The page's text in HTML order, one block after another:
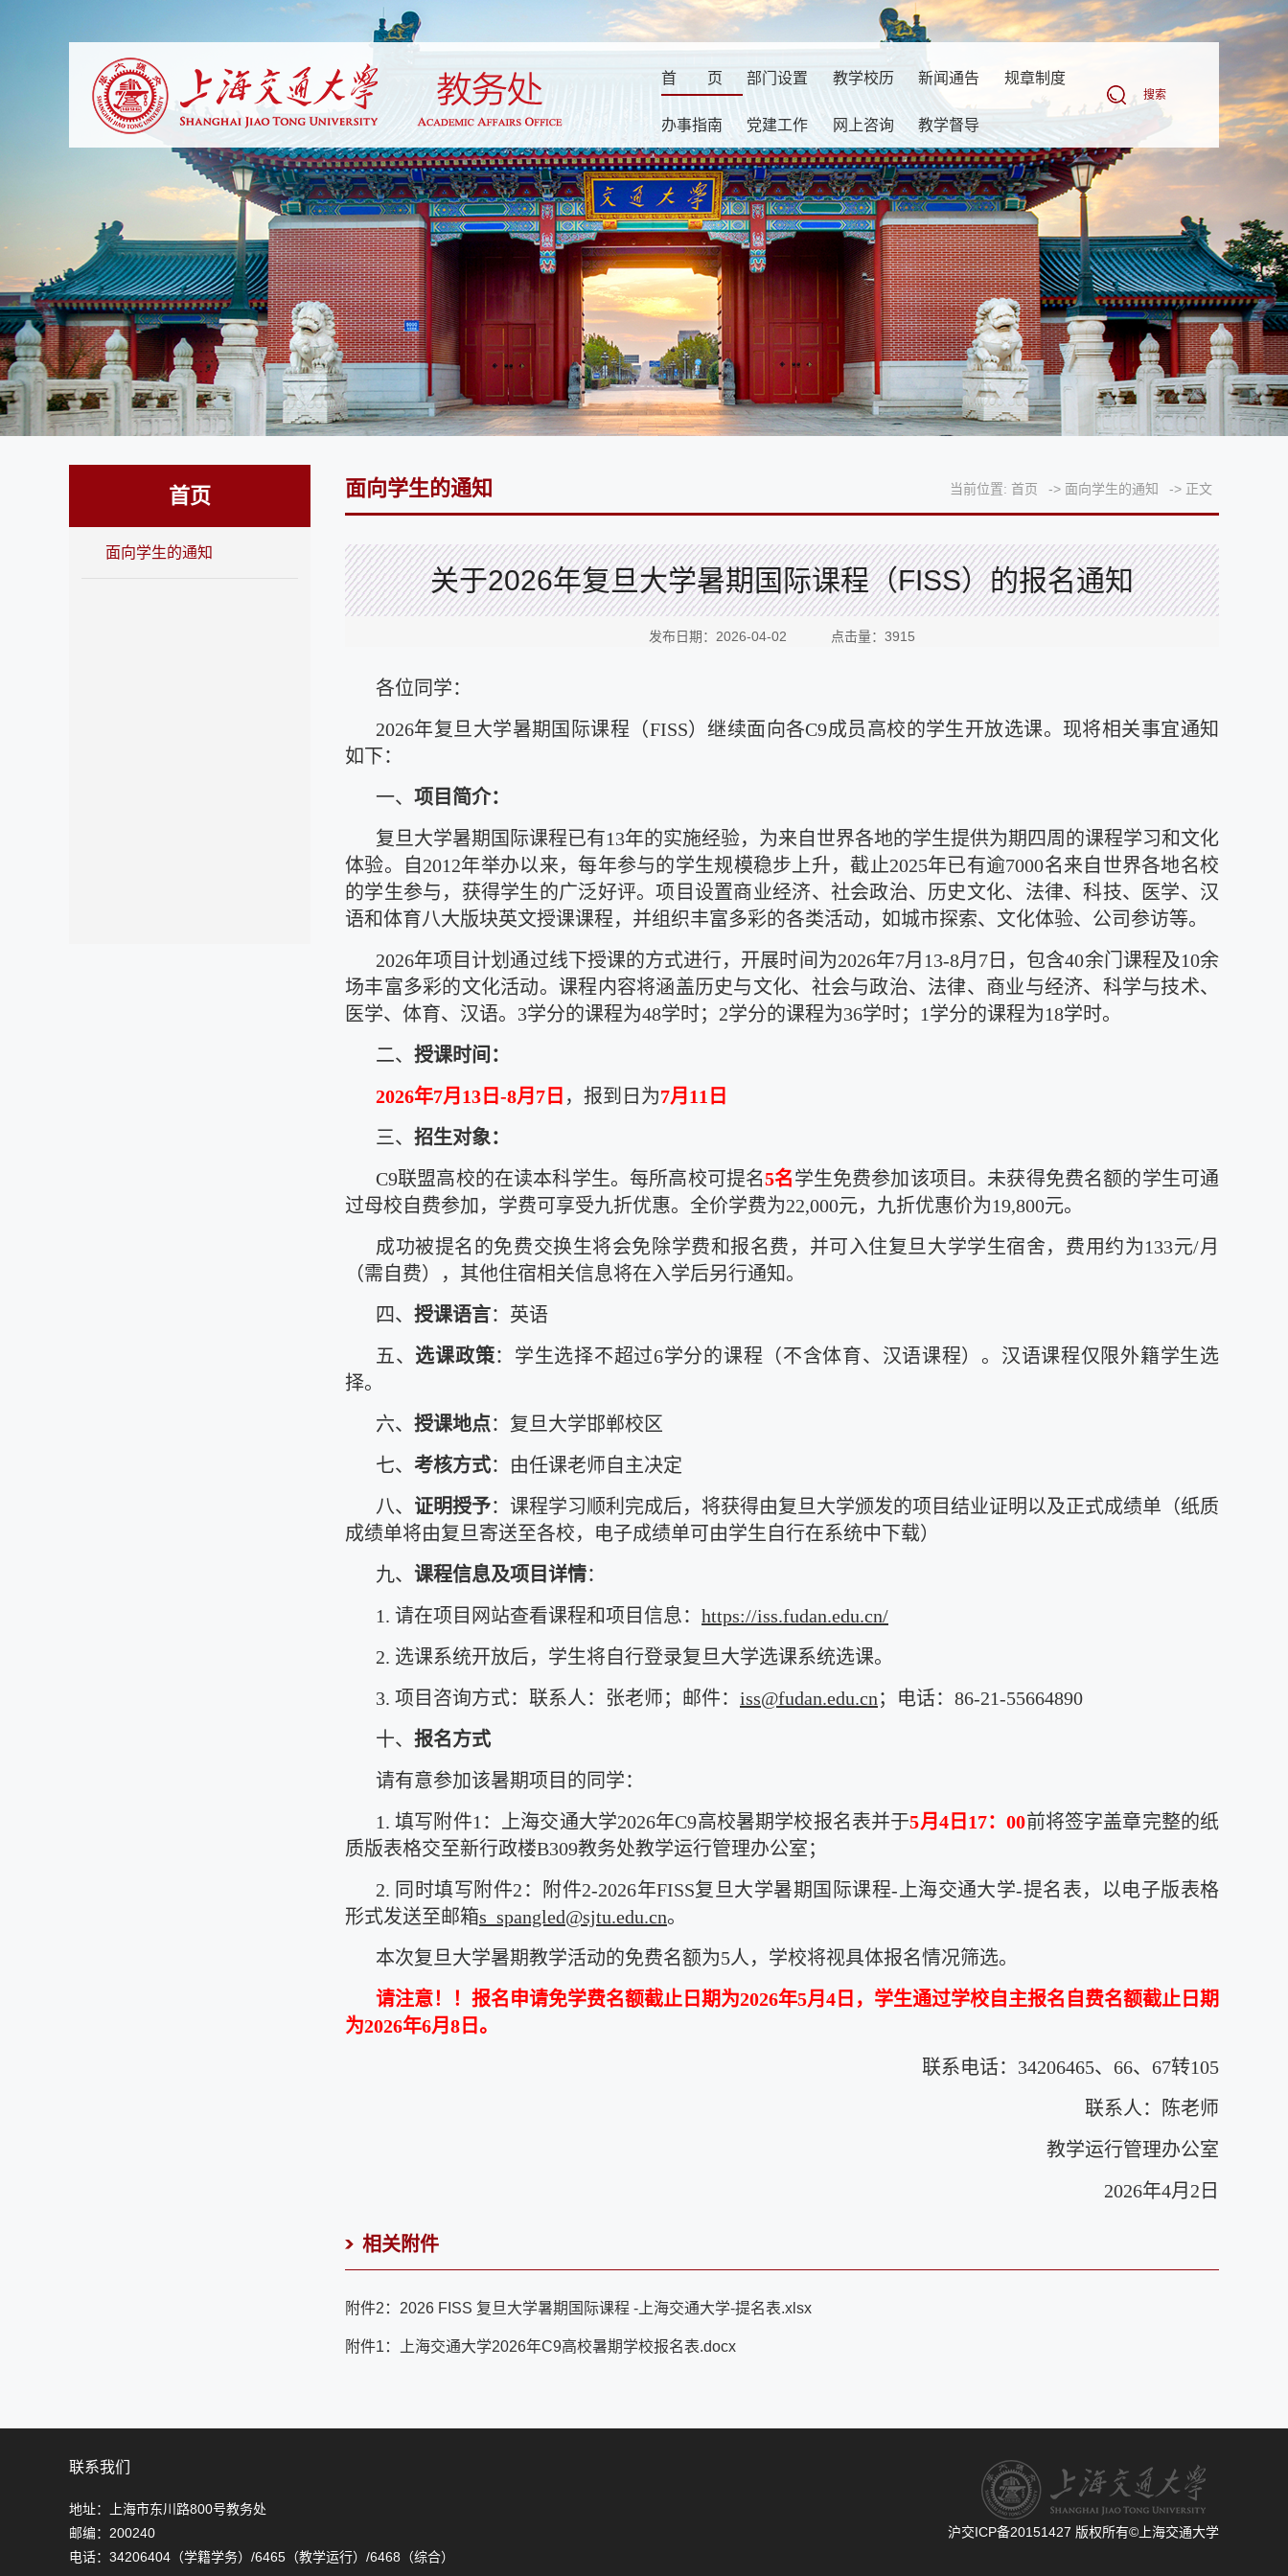
首 页 部门设置 教学校历 新闻通告 规章制度
办事指南 党建工作 网上咨询 教学督导
搜索
首页
面向学生的通知
面向学生的通知 当前位置: 首页 -> 面向学生的通知 -> 正文
关于2026年复旦大学暑期国际课程（FISS）的报名通知
发布日期：2026-04-02 点击量： 3915
各位同学：
2026年复旦大学暑期国际课程（FISS）继续面向各C9成员高校的学生开放选课。现将相关事宜通知
如下：
一、 项目简介：
复旦大学暑期国际课程已有13年的实施经验，为来自世界各地的学生提供为期四周的课程学习和文化
体验。自2012年举办以来，每年参与的学生规模稳步上升，截止2025年已有逾7000名来自世界各地名校
的学生参与，获得学生的广泛好评。项目设置商业经济、社会政治、历史文化、法律、科技、医学、汉
语和体育八大版块英文授课课程，并组织丰富多彩的各类活动，如城市探索、文化体验、公司参访等。
2026年项目计划通过线下授课的方式进行，开展时间为2026年7月13-8月7日，包含40余门课程及10余
场丰富多彩的文化活动。课程内容将涵盖历史与文化、社会与政治、法律、商业与经济、科学与技术、
医学、体育、汉语。3学分的课程为48学时；2学分的课程为36学时；1学分的课程为18学时。
二、 授课时间：
2026年7月13日-8月7日 ，报到日为7月11日
三、 招生对象：
C9联盟高校的在读本科学生。每所高校可提名5名学生免费参加该项目。未获得免费名额的学生可通
过母校自费参加，学费可享受九折优惠。全价学费为22,000元，九折优惠价为19,800元。
成功被提名的免费交换生将会免除学费和报名费，并可入住复旦大学学生宿舍，费用约为133元/月
（需自费），其他住宿相关信息将在入学后另行通知。
四、 授课语言：英语
五、 选课政策：学生选择不超过6学分的课程（不含体育、汉语课程）。汉语课程仅限外籍学生选
择。
六、 授课地点：复旦大学邯郸校区
七、 考核方式：由任课老师自主决定
八、 证明授予：课程学习顺利完成后，将获得由复旦大学颁发的项目结业证明以及正式成绩单（纸质
成绩单将由复旦寄送至各校，电子成绩单可由学生自行在系统中下载）
九、 课程信息及项目详情：
1. 请在项目网站查看课程和项目信息： https://iss.fudan.edu.cn/
2. 选课系统开放后，学生将自行登录复旦大学选课系统选课。
3. 项目咨询方式：联系人：张老师；邮件： iss@fudan.edu.cn；电话：86-21-55664890
十、 报名方式
请有意参加该暑期项目的同学：
1. 填写附件1：上海交通大学2026年C9高校暑期学校报名表并于5月4日17：00前将签字盖章完整的纸
质版表格交至新行政楼B309教务处教学运行管理办公室；
2. 同时填写附件2：附件2-2026年FISS复旦大学暑期国际课程-上海交通大学-提名表，以电子版表格
形式发送至邮箱s_spangled@sjtu.edu.cn。
本次复旦大学暑期教学活动的免费名额为5人，学校将视具体报名情况筛选。
请注意！！报名申请免学费名额截止日期为2026年5月4日，学生通过学校自主报名自费名额截止日期
为2026年6月8日。
联系电话：34206465、66、67转105
联系人：陈老师
教学运行管理办公室
2026年4月2日
相关附件
附件2：2026 FISS 复旦大学暑期国际课程 -上海交通大学-提名表.xlsx
附件1：上海交通大学2026年C9高校暑期学校报名表.docx
联系我们
地址：上海市东川路800号教务处
邮编：200240
电话：34206404（学籍学务）/6465（教学运行）/6468（综合）
沪交ICP备20151427 版权所有©上海交通大学